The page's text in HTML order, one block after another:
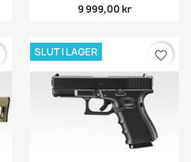
9 999,00 kr
SLUT I LAGER favorite_border